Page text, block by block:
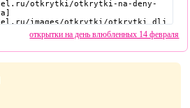
открытки на день влюбленных 14 февраля